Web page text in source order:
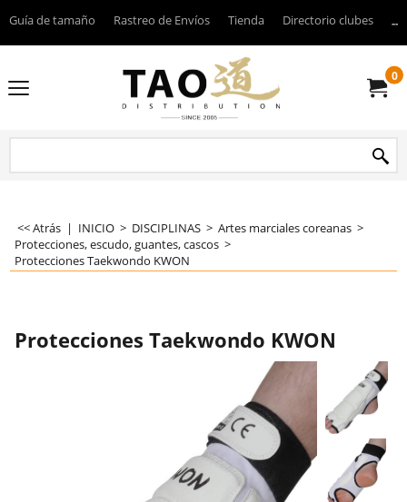
Guía de tamaño Rastreo de Envíos Tienda Directorio clubes
0
<< Atrás | INICIO > DISCIPLINAS > Artes marciales coreanas >
Protecciones, escudo, guantes, cascos >
Protecciones Taekwondo KWON
Protecciones Taekwondo KWON